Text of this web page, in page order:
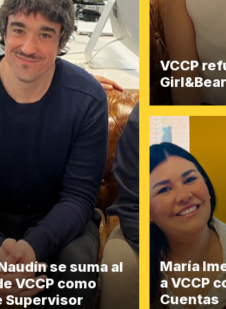
se suma al
VCCP como
Supervisor
VCCP
María
a VCCP
Cuentas